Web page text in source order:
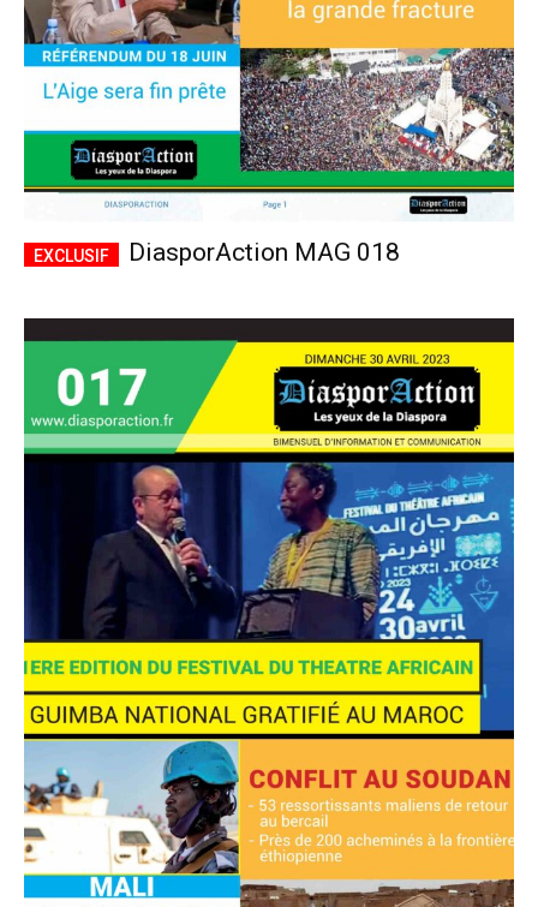
DiasporAction MAG 018